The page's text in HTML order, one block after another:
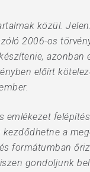
közül.
2006-os
előírt
a
formátumban
gondoljunk